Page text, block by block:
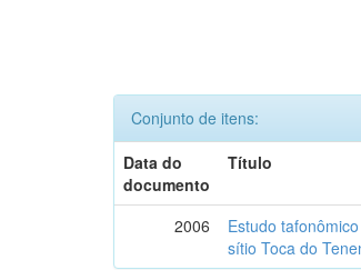
Conjunto de itens:
Data do
documento
Título
2006
Estudo
sítio Toca do